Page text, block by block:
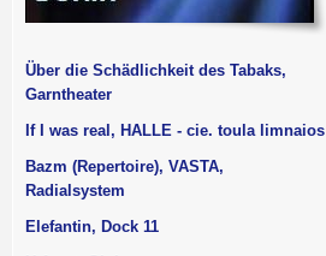
Über die Schädlichkeit des Tabaks,
Garntheater
If I was real, HALLE - cie. toula limnaios
Bazm (Repertoire), VASTA,
Radialsystem
Elefantin, Dock 11